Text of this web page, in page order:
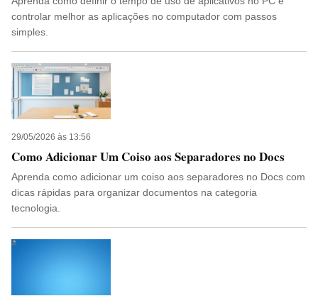
controlar melhor as aplicações no computador com passos
simples.
29/05/2026 às 13:56
Como Adicionar Um Coiso aos Separadores no Docs
Aprenda como adicionar um coiso aos separadores no Docs com
dicas rápidas para organizar documentos na categoria
tecnologia.